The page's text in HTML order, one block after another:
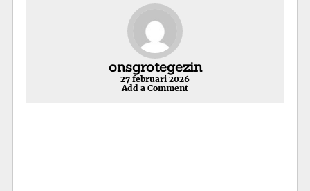
onsgrotegezin
27 februari 2026
Add a Comment